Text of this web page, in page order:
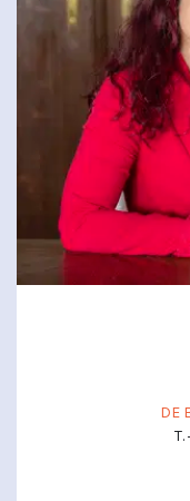
DE